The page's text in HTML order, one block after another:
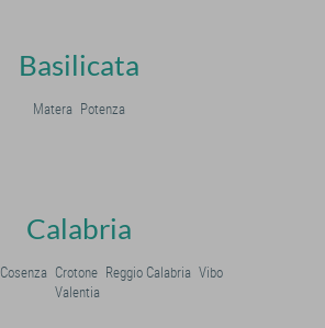
Basilicata
Matera Potenza
Calabria
Cosenza Crotone Reggio Calabria Vibo
Valentia